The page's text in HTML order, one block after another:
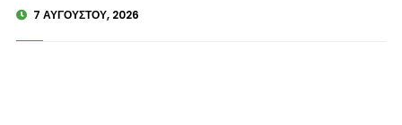
7 ΑΥΓΟΎΣΤΟΥ, 2026